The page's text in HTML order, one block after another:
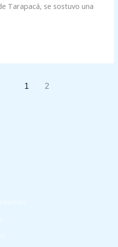
Tarapacá, se sostuvo una
1 2